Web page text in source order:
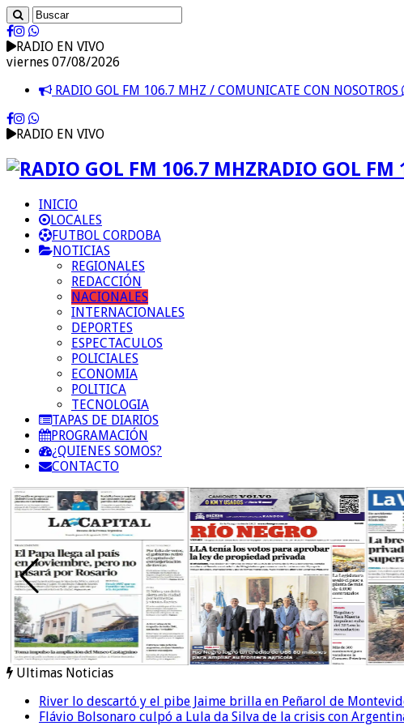
RADIO EN VIVO
viernes 07/08/2026
RADIO GOL FM 106.7 MHZ / COMUNICATE CON NOSOTROS
RADIO EN VIVO
RADIO GOL
INICIO
LOCALES
FUTBOL CORDOBA
NOTICIAS
REGIONALES
REDACCIÓN
NACIONALES
INTERNACIONALES
DEPORTES
ESPECTACULOS
POLICIALES
ECONOMIA
POLITICA
TECNOLOGIA
TAPAS DE DIARIOS
PROGRAMACIÓN
¿QUIENES SOMOS?
CONTACTO
Ultimas Noticias
River lo descartó y el pibe Jaime brilla en Peñarol de
Flávio Bolsonaro culpó a Lula da Silva de la crisis con